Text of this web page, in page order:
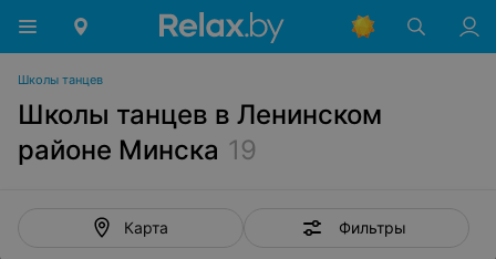
Школы танцев
Школы танцев в Ленинском
районе Минска 19
Карта Фильтры